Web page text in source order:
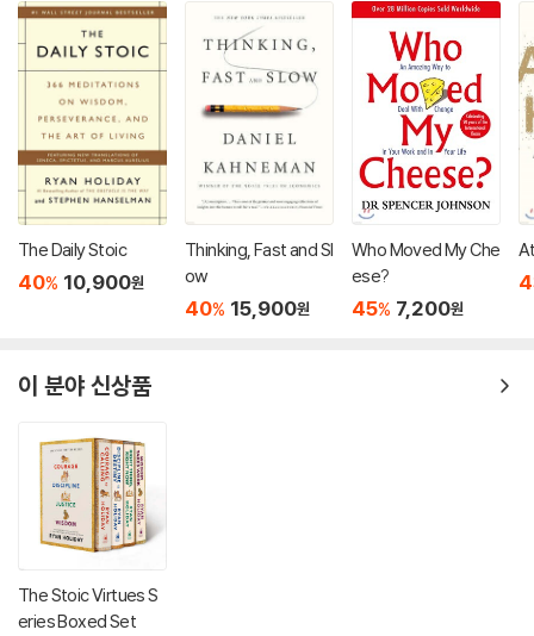
The Daily Stoic
40% 10,900원
Thinking, Fast and Sl
ow
40% 15,900원
Who Moved My Che
ese?
45% 7,200원
이 분야 신상품
The Stoic Virtues S
eries Boxed Set